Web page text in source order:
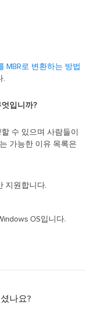
MBR로 변환하는 방법
.
엇입니까?
수 있으며 사람들이
가능한 이유 목록은
지원합니다.
OS입니다.
나요?